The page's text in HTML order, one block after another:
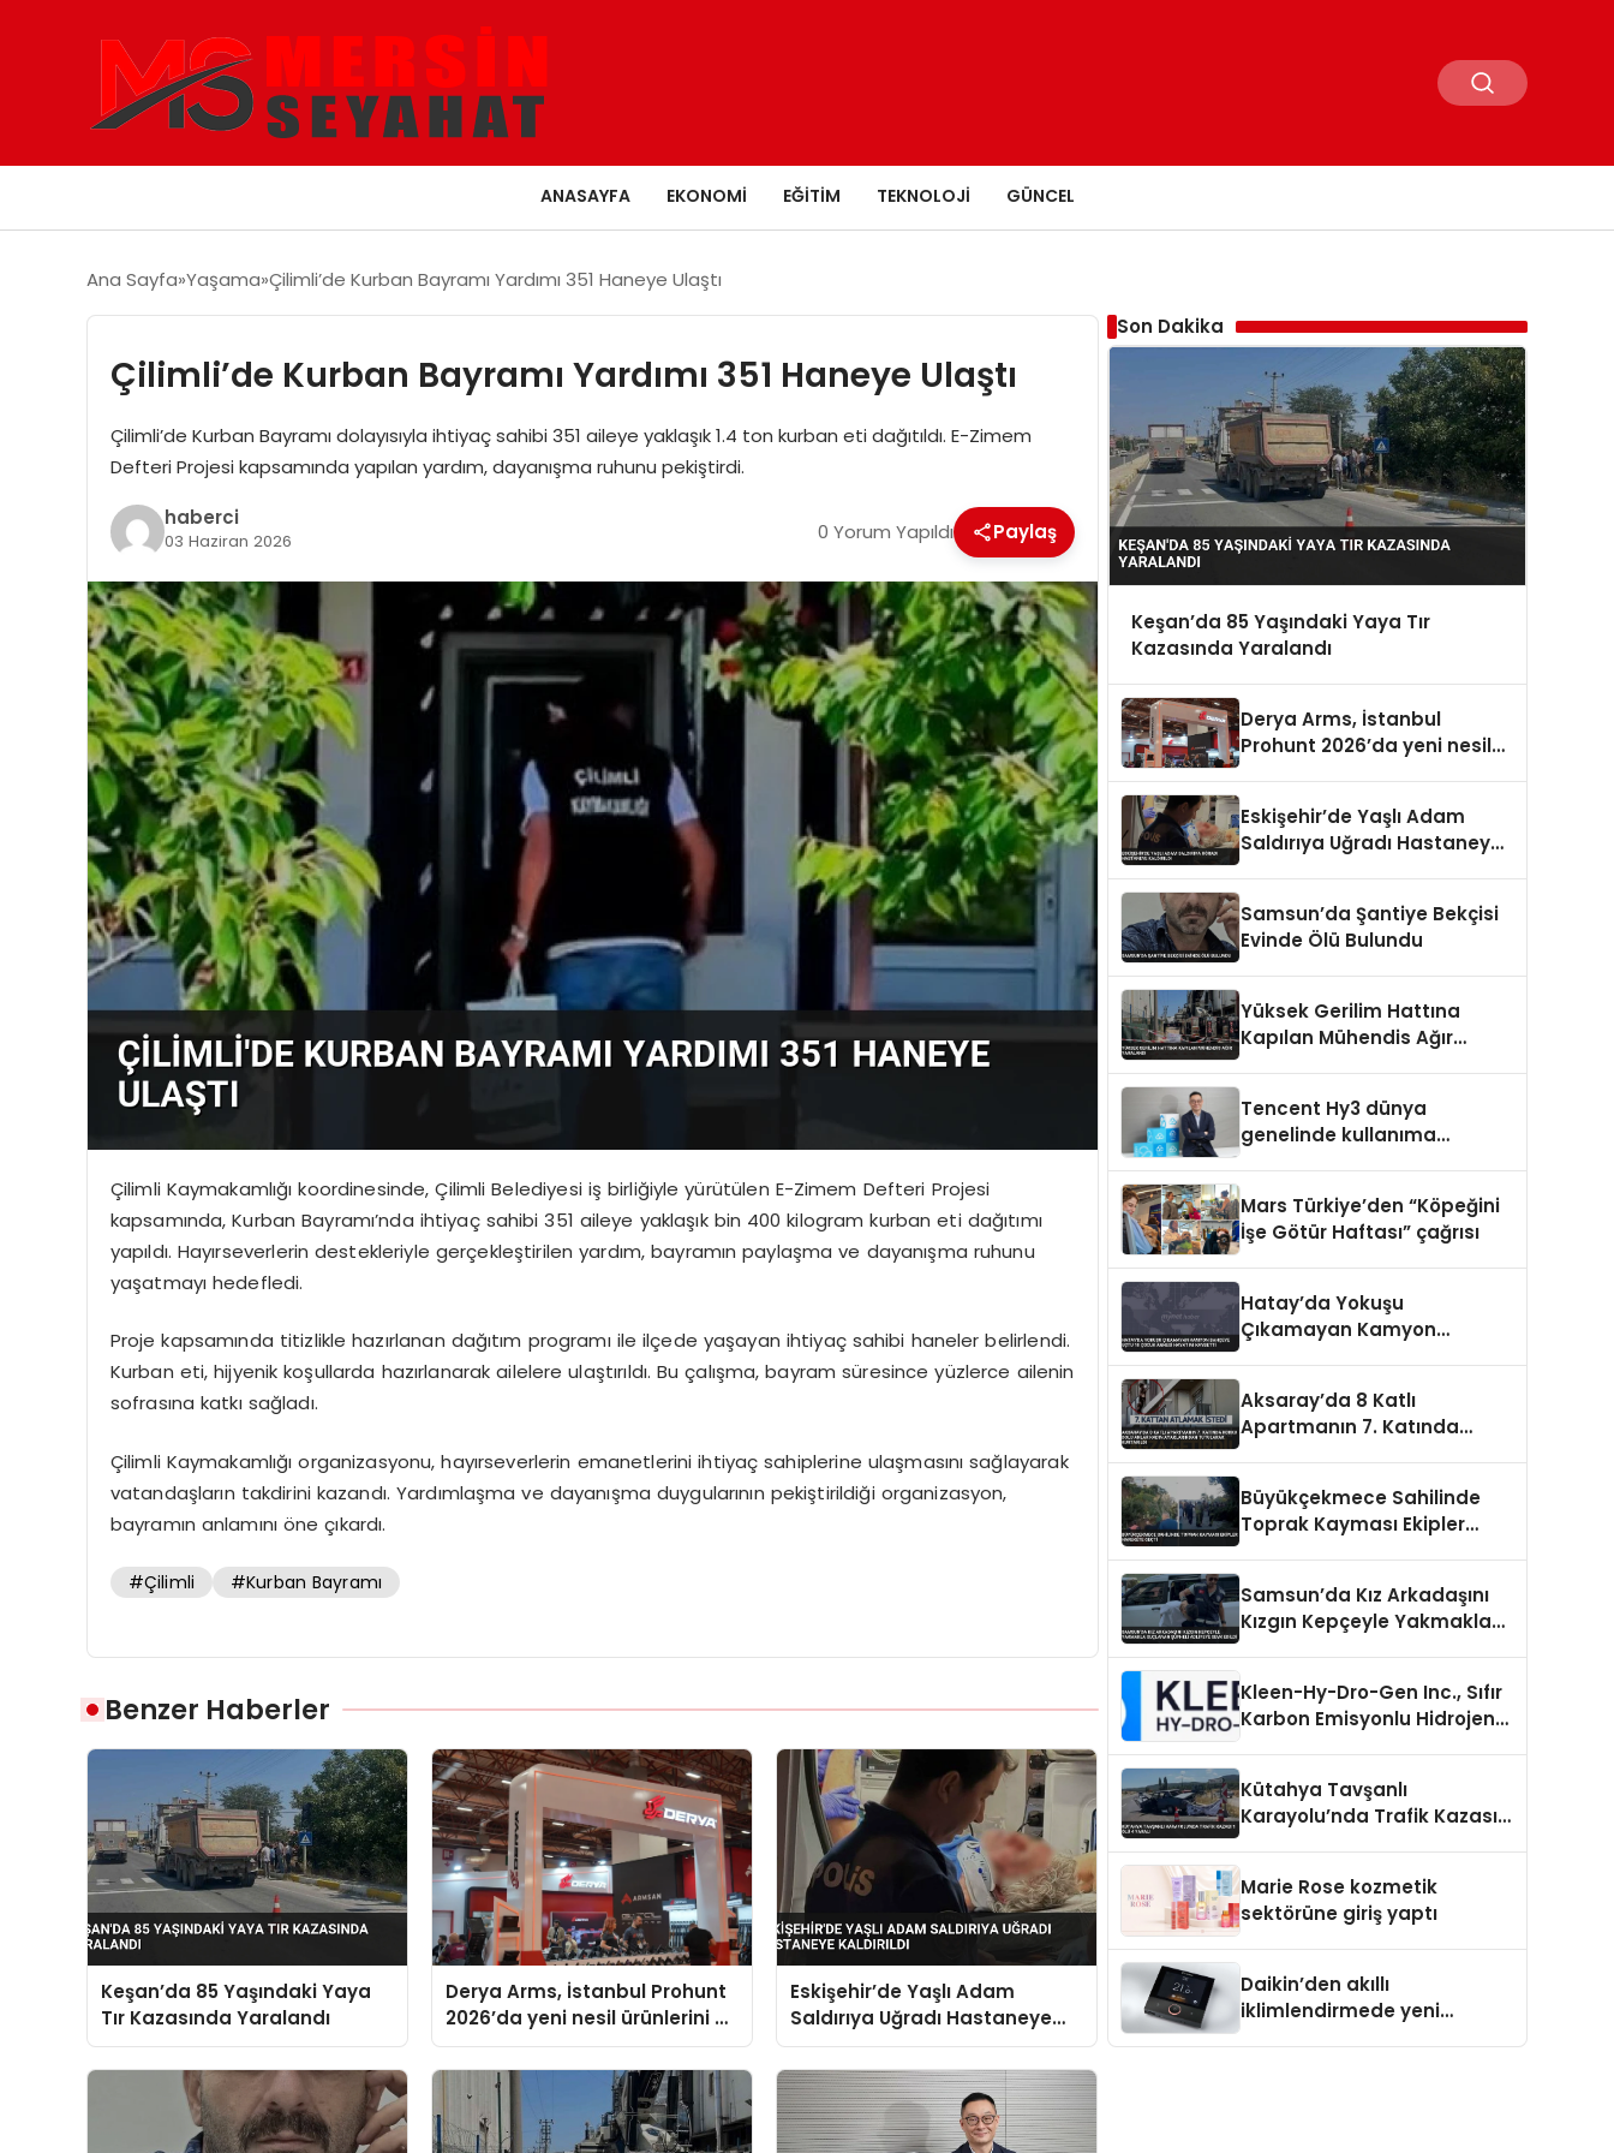
ANASAYFA EKONOMI EĞITIM TEKNOLOJI GÜNCEL
Ana Sayfa Yaşama Çilimli’de Kurban Bayramı Yardımı 351 Haneye Ulaştı
Çilimli’de Kurban Bayramı Yardımı 351 Haneye Ulaştı
Çilimli’de Kurban Bayramı dolayısıyla ihtiyaç sahibi 351 aileye yaklaşık 1.4 ton kurban eti dağıtıldı. E-Zimem
Defteri Projesi kapsamında yapılan yardım, dayanışma ruhunu pekiştirdi.
haberci
03 Haziran 2026 0 Yorum Yapıldı Paylaş
Çilimli Kaymakamlığı koordinesinde, Çilimli Belediyesi iş birliğiyle yürütülen E-Zimem Defteri Projesi
kapsamında, Kurban Bayramı’nda ihtiyaç sahibi 351 aileye yaklaşık bin 400 kilogram kurban eti dağıtımı
yapıldı. Hayırseverlerin destekleriyle gerçekleştirilen yardım, bayramın paylaşma ve dayanışma ruhunu
yaşatmayı hedefledi.
Proje kapsamında titizlikle hazırlanan dağıtım programı ile ilçede yaşayan ihtiyaç sahibi haneler belirlendi.
Kurban eti, hijyenik koşullarda hazırlanarak ailelere ulaştırıldı. Bu çalışma, bayram süresince yüzlerce ailenin
sofrasına katkı sağladı.
Çilimli Kaymakamlığı organizasyonu, hayırseverlerin emanetlerini ihtiyaç sahiplerine ulaşmasını sağlayarak
vatandaşların takdirini kazandı. Yardımlaşma ve dayanışma duygularının pekiştirildiği organizasyon,
bayramın anlamını öne çıkardı.
#Çilimli #Kurban Bayramı
Benzer Haberler
Keşan’da 85 Yaşındaki Yaya
Tır Kazasında Yaralandı
Derya Arms, İstanbul Prohunt
2026’da yeni nesil ürünlerini ve
global marka vizyonunu
sergiledi
Eskişehir’de Yaşlı Adam
Saldırıya Uğradı Hastaneye
Kaldırıldı
Son Dakika
Keşan’da 85 Yaşındaki Yaya Tır
Kazasında Yaralandı
Derya Arms, İstanbul
Prohunt 2026’da yeni nesil
Eskişehir’de Yaşlı Adam
Saldırıya Uğradı Hastaneye
Samsun’da Şantiye Bekçisi
Evinde Ölü Bulundu
Yüksek Gerilim Hattına
Kapılan Mühendis Ağır
Tencent Hy3 dünya
genelinde kullanıma
Mars Türkiye’den “Köpeğini
İşe Götür Haftası” çağrısı
Hatay’da Yokuşu
Çıkamayan Kamyon
Aksaray’da 8 Katlı
Apartmanın 7. Katında
Kurtarıldı
Büyükçekmece Sahilinde
Toprak Kayması Ekipler
Samsun’da Kız Arkadaşını
Kızgın Kepçeyle Yakmakla
Kleen-Hy-Dro-Gen Inc., Sıfır
Karbon Emisyonlu Hidrojen
Aldı
Kütahya Tavşanlı
Karayolu’nda Trafik Kazası 1
Marie Rose kozmetik
sektörüne giriş yaptı
Daikin’den akıllı
iklimlendirmede yeni